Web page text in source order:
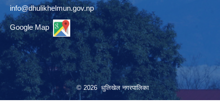
info@dhulikhelmun.gov.np
Google Map
© 2026 धुलिखेल नगरपालिका